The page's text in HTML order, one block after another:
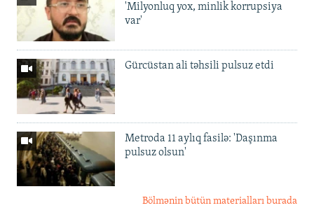
'Milyonluq yox, minlik korrupsiya
var'
Gürcüstan ali təhsili pulsuz etdi
Metroda 11 aylıq fasilə: 'Daşınma
pulsuz olsun'
Bölmənin bütün materialları burada